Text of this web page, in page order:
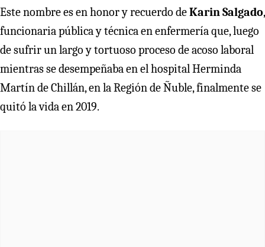
Este nombre es en honor y recuerdo deKarin Salgado,
funcionaria pública y técnica en enfermería que, luego
de sufrir un largo y tortuoso proceso de acoso laboral
mientras se desempeñaba en el hospital Herminda
Martín de Chillán, en la Región de Ñuble, finalmente se
quitó la vida en 2019.